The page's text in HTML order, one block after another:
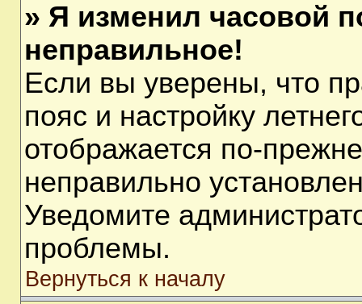
» Я изменил часовой
неправильное!
Если вы уверены, что
пояс и настройку
отображается по-
неправильно
Уведомите
проблемы.
Вернуться к началу